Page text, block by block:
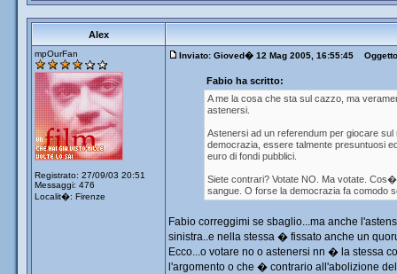
Alex
mpOurFan
Registrato: 27/09/03 20:51
Messaggi: 476
Localit�: Firenze
Inviato: Gioved� 12 Mag 2005, 16:55:45
Fabio ha scritto:
A me la cosa che sta sul cazzo, ma
astenersi.
Astenersi ad un referendum per giocare
democrazia, essere talmente presuntuosi
euro di fondi pubblici.
Siete contrari? Votate NO. Ma votate.
sangue. O forse la democrazia fa comodo
Fabio correggimi se sbaglio...ma anche
sinistra..e nella stessa � fissato anche un
Ecco...o votare no o astenersi nn � la stessa
l'argomento o che � contrario all'abolizione